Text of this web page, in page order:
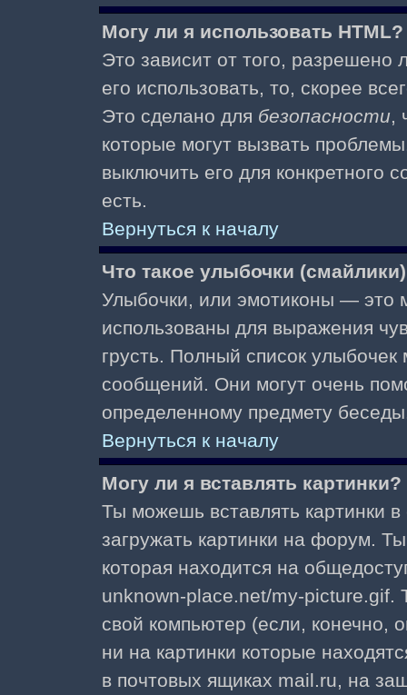
Могу ли я использовать HTML?
Это зависит от того,
его использовать, то, скорее
Это сделано для безопасности,
которые могут вызвать
выключить его для конкретного
есть.
Вернуться к началу
Что такое улыбочки
Улыбочки, или эмотиконы — это
использованы для выражения
грусть. Полный список
сообщений. Они могут очень
определенному предмету
Вернуться к началу
Могу ли я вставлять картинки?
Ты можешь вставлять картинки
загружать картинки на форум.
которая находится на
unknown-place.net/my-picture.gif.
свой компьютер (если, конечно,
ни на картинки которые
в почтовых ящиках mail.ru, на